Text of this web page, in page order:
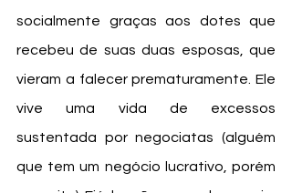
socialmente graças aos dotes que
recebeu de suas duas esposas, que
vieram a falecer prematuramente. Ele
vive uma vida de excessos
sustentada por negociatas (alguém
que tem um negócio lucrativo, porém